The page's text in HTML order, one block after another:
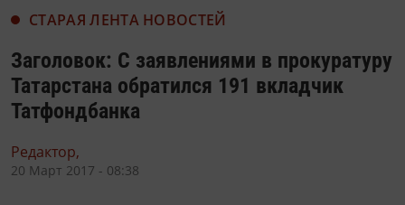
СТАРАЯ ЛЕНТА НОВОСТЕЙ
Заголовок: С заявлениями в прокуратуру
Татарстана обратился 191 вкладчик
Татфондбанка
Редактор,
20 Март 2017 - 08:38